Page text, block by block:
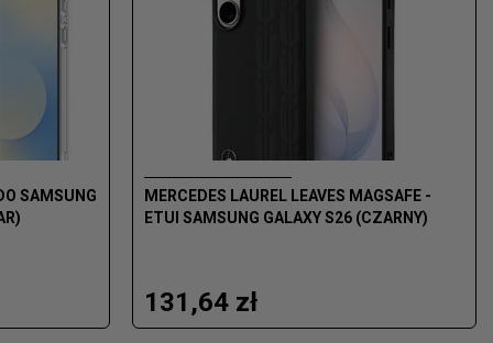
SAMSUNG
MERCEDES LAUREL LEAVES MAGSAFE -
ETUI SAMSUNG GALAXY S26 (CZARNY)
131,64 zł